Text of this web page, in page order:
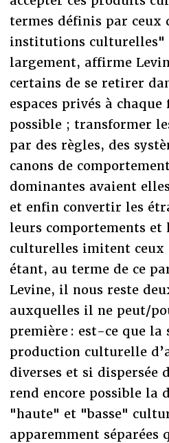
termes définis par
institutions culturelles"
largement, affirme
certains de se retirer
espaces privés à
possible ; transformer
par des règles, des
canons de
dominantes avaient
et enfin convertir les
leurs comportements
culturelles imitent ceux
étant, au terme de ce
Levine, il nous reste
auxquelles il ne peut/
première : est-ce que la
production culturelle
diverses et si dispersée
rend encore possible la
"haute" et "basse"
apparemment séparées